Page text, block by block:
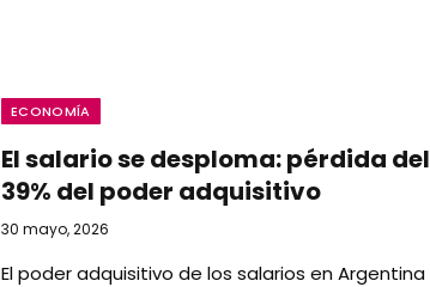
ECONOMÍA
El salario se desploma: pérdida del
39% del poder adquisitivo
30 mayo, 2026
El poder adquisitivo de los salarios en Argentina